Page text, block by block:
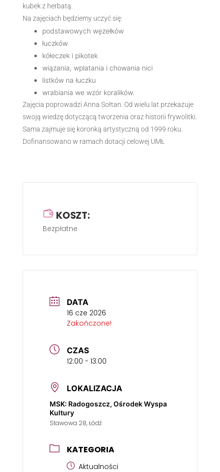
kubek z herbatą.
Na zajęciach będziemy uczyć się:
podstawowych węzełków
łuczków
kółeczek i pikotek
wiązania, wplatania i chowania nici
listków na łuczku
wrabiania we wzór koralików.
Zajęcia poprowadzi Anna Sołtan. Od wielu lat przekazuje
swoją wiedzę dotyczącą tworzenia oraz historii frywolitki.
Sama zajmuje się koronką artystyczną od 1999 roku.
Dofinansowano w ramach dotacji celowej UMŁ
KOSZT:
Bezpłatne
DATA
16 cze 2026
Zakończone!
CZAS
12:00 - 13:00
LOKALIZACJA
MSK: Radogoszcz, Ośrodek Wyspa
Kultury
Stawowa 28, Łódź
KATEGORIA
Aktualności